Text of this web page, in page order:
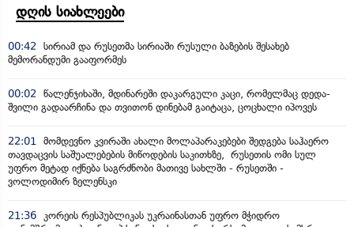
დღის სიახლეები
00:42
სირიამ და რუსეთმა სირიაში რუსული ბაზების შესახებ
მემორანდუმი გააფორმეს
00:02
წალენჯიხაში, მდინარეში დაკარგული კაცი, რომელმაც დედა-
შვილი გადაარჩინა და თვითონ დინებამ გაიტაცა, ცოცხალი იპოვეს
22:01
მომდევნო კვირაში ახალი მოლაპარაკებები შედგება საჰაერო
თავდაცვის საშუალებების მიწოდების საკითხზე, რუსეთის ომი სულ
უფრო მეტად იქნება საგრძნობი მათივე სახლში - რუსეთში -
ვოლოდიმირ ზელენსკი
21:36
კორეის რესპუბლიკას უკრაინასთან უფრო მჭიდრო